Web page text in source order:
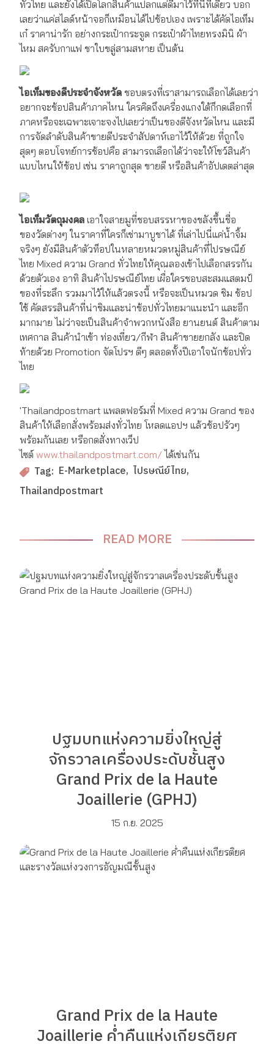
ทั่วไทย และยังได้เปิดโลกสินค้าแปลกแต่ดีมาไว้ที่นี่ที่เดียว บอก
เลยว่าแค่สไลด์หน้าจอก็เหมือนได้ไปช้อปเอง เพราะได้คัดไอเท็ม
เก๋ ราคาน่ารัก อย่างกระเป๋ากระจูด กระเป๋าผ้าไทยทรงมินิ ผ้า
ไหม สครับกาแฟ ชาใบขลู่สามสหาย เป็นต้น
ไอเท็มของดีประจำจังหวัด ชอบตรงที่เราสามารถเลือกได้เลยว่า
อยากจะช้อปสินค้าภาคไหน ใครคิดถึงเครื่องแกงใต้ก็กดเลือกที่
ภาคหรือจะเฉพาะเจาะจงไปเลยว่าเป็นของดีจังหวัดไหน และมี
การจัดลำดับสินค้าขายดีประจำสัปดาห์เอาไว้ให้ด้วย ที่ถูกใจ
สุดๆ ตอบโจทย์การช้อปคือ สามารถเลือกได้ว่าจะให้โชว์สินค้า
แบบไหนให้ช้อป เช่น ราคาถูกสุด ขายดี หรือสินค้าอัปเดตล่าสุด
ไอเท็มวัตถุมงคล เอาใจสายมูที่ชอบสรรหาของขลังขึ้นชื่อ
ของวัดต่างๆ ในราคาที่ใครก็เช่ามาบูชาได้ ที่เล่าไปนี่แค่น้ำจิ้ม
จริงๆ ยังมีสินค้าตัวท็อปในหลายหมวดหมู่สินค้าที่ไปรษณีย์
ไทย Mixed ความ Grand ทั่วไทยให้คุณลองเข้าไปเลือกสรรกัน
ด้วยตัวเอง อาทิ สินค้าไปรษณีย์ไทย เผื่อใครชอบสะสมแสตมป์
ของที่ระลึก รวมมาไว้ให้แล้วตรงนี้ หรือจะเป็นหมวด ชิม ช้อป
ใช้ คัดสรรสินค้าที่น่าชิมและน่าช้อปทั่วไทยมาแนะนำ และอีก
มากมาย ไม่ว่าจะเป็นสินค้าจำพวกหนังสือ ยานยนต์ สินค้าตาม
เทศกาล สินค้านำเข้า ท่องเที่ยว/กีฬา สินค้าขายยกลัง และปิด
ท้ายด้วย Promotion จัดโปรฯ ดีๆ ตลอดทั้งปีเอาใจนักช้อปทั่ว
ไทย
'Thailandpostmart แพลตฟอร์มที่ Mixed ความ Grand ของ
สินค้าให้เลือกสั่งพร้อมส่งทั่วไทย โหลดแอปฯ แล้วช้อปรัวๆ
พร้อมกันเลย หรือกดสั่งทางเว็ป
ไซต์ www.thailandpostmart.com/ได้เช่นกัน
Tag: E-Marketplace ไปรษณีย์ไทย
Thailandpostmart
READ MORE
ปฐมบทแห่งความยิ่งใหญ่สู่
จักรวาลเครื่องประดับชั้นสูง
Grand Prix de la Haute
Joaillerie (GPHJ)
15 ก.ย. 2025
Grand Prix de la Haute
Joaillerie ค่ำคืนแห่งเกียรติยศ